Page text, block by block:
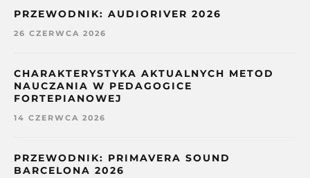
PRZEWODNIK: AUDIORIVER 2026
26 CZERWCA 2026
CHARAKTERYSTYKA AKTUALNYCH METOD
NAUCZANIA W PEDAGOGICE
FORTEPIANOWEJ
14 CZERWCA 2026
PRZEWODNIK: PRIMAVERA SOUND
BARCELONA 2026